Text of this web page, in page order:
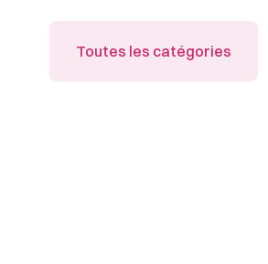
Toutes les catégories